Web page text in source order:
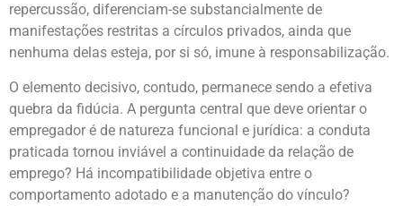
repercussão, diferenciam-se substancialmente de
manifestações restritas a círculos privados, ainda que
nenhuma delas esteja, por si só, imune à responsabilização.
O elemento decisivo, contudo, permanece sendo a efetiva
quebra da fidúcia. A pergunta central que deve orientar o
empregador é de natureza funcional e jurídica: a conduta
praticada tornou inviável a continuidade da relação de
emprego? Há incompatibilidade objetiva entre o
comportamento adotado e a manutenção do vínculo?